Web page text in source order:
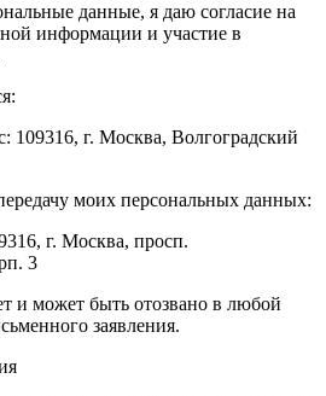
данные, я даю согласие на
информации и участие в
109316, г. Москва, Волгоградский
моих персональных данных:
г. Москва, просп.
3
и может быть отозвано в любой
заявления.